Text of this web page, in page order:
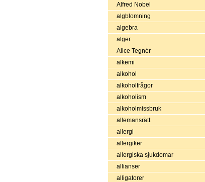
Alfred Nobel
algblomning
algebra
alger
Alice Tegnér
alkemi
alkohol
alkoholfrågor
alkoholism
alkoholmissbruk
allemansrätt
allergi
allergiker
allergiska sjukdomar
allianser
alligatorer